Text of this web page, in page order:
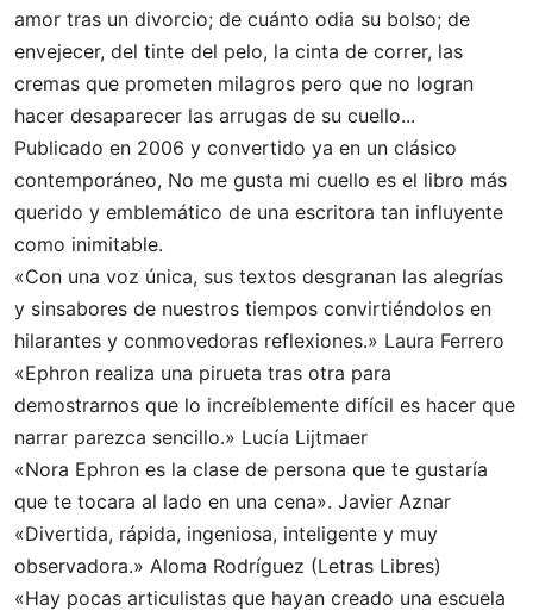
amor tras un divorcio; de cuánto odia su bolso; de
envejecer, del tinte del pelo, la cinta de correr, las
cremas que prometen milagros pero que no logran
hacer desaparecer las arrugas de su cuello...
Publicado en 2006 y convertido ya en un clásico
contemporáneo, No me gusta mi cuello es el libro más
querido y emblemático de una escritora tan influyente
como inimitable.
«Con una voz única, sus textos desgranan las alegrías
y sinsabores de nuestros tiempos convirtiéndolos en
hilarantes y conmovedoras reflexiones.» Laura Ferrero
«Ephron realiza una pirueta tras otra para
demostrarnos que lo increíblemente difícil es hacer que
narrar parezca sencillo.» Lucía Lijtmaer
«Nora Ephron es la clase de persona que te gustaría
que te tocara al lado en una cena». Javier Aznar
«Divertida, rápida, ingeniosa, inteligente y muy
observadora.» Aloma Rodríguez (Letras Libres)
«Hay pocas articulistas que hayan creado una escuela